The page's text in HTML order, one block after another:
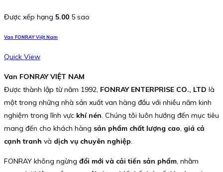
Được xếp hạng 5.00 5 sao
Van FONRAY Việt Nam
Quick View
Van FONRAY VIỆT NAM
Được thành lập từ năm 1992, FONRAY ENTERPRISE CO., LTD là
một trong những nhà sản xuất van hàng đầu với nhiều năm kinh
nghiệm trong lĩnh vực khí nén. Chúng tôi luôn hướng đến mục tiêu
mang đến cho khách hàng sản phẩm chất lượng cao, giá cả
cạnh tranh và dịch vụ chuyên nghiệp.
FONRAY không ngừng đổi mới và cải tiến sản phẩm, nhằm